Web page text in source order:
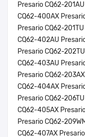
Presario CQ62-
CQ62-400AX
Presario CQ62-
CQ62-402AU
Presario CQ62-
CQ62-403AU
Presario CQ62-
CQ62-404AX
Presario CQ62-
CQ62-405AX
Presario CQ62-
CQ62-407AX